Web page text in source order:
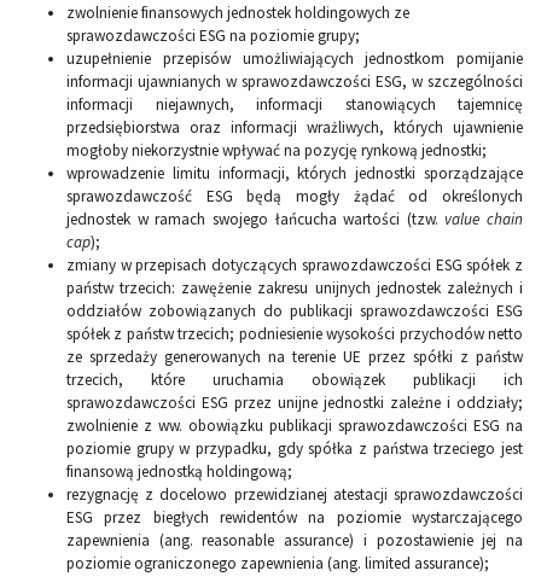
zwolnienie finansowych jednostek holdingowych ze
sprawozdawczości ESG na poziomie grupy;
uzupełnienie przepisów umożliwiających jednostkom pomijanie
informacji ujawnianych w sprawozdawczości ESG, w szczególności
informacji niejawnych, informacji stanowiących tajemnicę
przedsiębiorstwa oraz informacji wrażliwych, których ujawnienie
mogłoby niekorzystnie wpływać na pozycję rynkową jednostki;
wprowadzenie limitu informacji, których jednostki sporządzające
sprawozdawczość ESG będą mogły żądać od określonych
jednostek w ramach swojego łańcucha wartości (tzw.value chain
cap);
zmiany w przepisach dotyczących sprawozdawczości ESG spółek z
państw trzecich: zawężenie zakresu unijnych jednostek zależnych i
oddziałów zobowiązanych do publikacji sprawozdawczości ESG
spółek z państw trzecich; podniesienie wysokości przychodów netto
ze sprzedaży generowanych na terenie UE przez spółki z państw
trzecich, które uruchamia obowiązek publikacji ich
sprawozdawczości ESG przez unijne jednostki zależne i oddziały;
zwolnienie z ww. obowiązku publikacji sprawozdawczości ESG na
poziomie grupy w przypadku, gdy spółka z państwa trzeciego jest
finansową jednostką holdingową;
rezygnację z docelowo przewidzianej atestacji sprawozdawczości
ESG przez biegłych rewidentów na poziomie wystarczającego
zapewnienia (ang. reasonable assurance) i pozostawienie jej na
poziomie ograniczonego zapewnienia (ang. limited assurance);